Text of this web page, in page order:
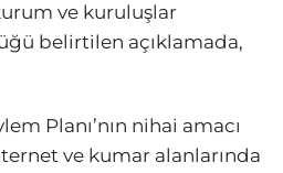
ve kuruluşlar
belirtilen açıklamada,
Planı’nın nihai amacı
ve kumar alanlarında